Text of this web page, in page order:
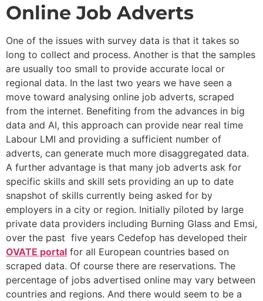
Online Job Adverts
One of the issues with survey data is that it takes so
long to collect and process. Another is that the samples
are usually too small to provide accurate local or
regional data. In the last two years we have seen a
move toward analysing online job adverts, scraped
from the internet. Benefiting from the advances in big
data and AI, this approach can provide near real time
Labour LMI and providing a sufficient number of
adverts, can generate much more disaggregated data.
A further advantage is that many job adverts ask for
specific skills and skill sets providing an up to date
snapshot of skills currently being asked for by
employers in a city or region. Initially piloted by large
private data providers including Burning Glass and Emsi,
over the past five years Cedefop has developed their
OVATE portal for all European countries based on
scraped data. Of course there are reservations. The
percentage of jobs advertised online may vary between
countries and regions. And there would seem to be a